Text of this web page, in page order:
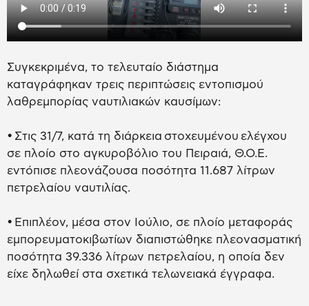
Συγκεκριμένα, το τελευταίο διάστημα
καταγράφηκαν τρεις περιπτώσεις εντοπισμού
λαθρεμπορίας ναυτιλιακών καυσίμων:
• Στις 31/7, κατά τη διάρκεια στοχευμένου ελέγχου
σε πλοίο στο αγκυροβόλιο του Πειραιά, Θ.Ο.Ε.
εντόπισε πλεονάζουσα ποσότητα 11.687 λίτρων
πετρελαίου ναυτιλίας.
• Επιπλέον, μέσα στον Ιούλιο, σε πλοίο μεταφοράς
εμπορευματοκιβωτίων διαπιστώθηκε πλεονασματική
ποσότητα 39.336 λίτρων πετρελαίου, η οποία δεν
είχε δηλωθεί στα σχετικά τελωνειακά έγγραφα.